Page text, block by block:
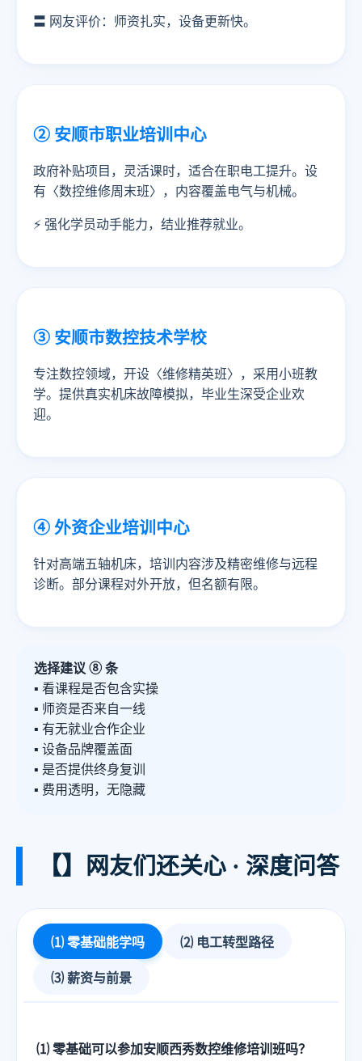
〓 网友评价：师资扎实，设备更新快。
② 安顺市职业培训中心
政府补贴项目，灵活课时，适合在职电工提升。设
有〈数控维修周末班〉，内容覆盖电气与机械。
⚡ 强化学员动手能力，结业推荐就业。
③ 安顺市数控技术学校
专注数控领域，开设〈维修精英班〉，采用小班教
学。提供真实机床故障模拟，毕业生深受企业欢
迎。
④ 外资企业培训中心
针对高端五轴机床，培训内容涉及精密维修与远程
诊断。部分课程对外开放，但名额有限。
选择建议 ⑧ 条
▪ 看课程是否包含实操
▪ 师资是否来自一线
▪ 有无就业合作企业
▪ 设备品牌覆盖面
▪ 是否提供终身复训
▪ 费用透明，无隐藏
【】 网友们还关心 · 深度问答
⑴ 零基础能学吗 ⑵ 电工转型路径
⑶ 薪资与前景
⑴ 零基础可以参加安顺西秀数控维修培训班吗？